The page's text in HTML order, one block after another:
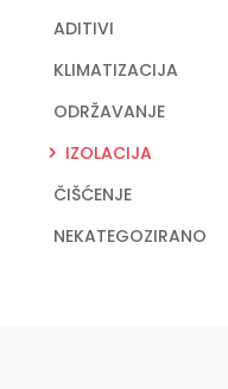
ADITIVI
KLIMATIZACIJA
ODRŽAVANJE
IZOLACIJA
ČIŠĆENJE
NEKATEGOZIRANO